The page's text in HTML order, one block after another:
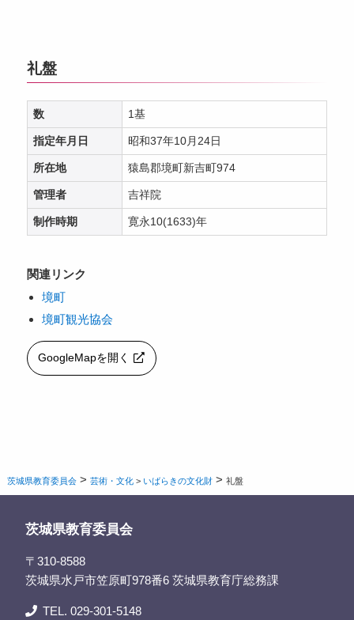
礼盤
数 1基
指定年月日 昭和37年10月24日
所在地 猿島郡境町新吉町974
管理者 吉祥院
制作時期 寛永10(1633)年
関連リンク
境町
境町観光協会
GoogleMapを開く
茨城県教育委員会 >芸術・文化 > いばらきの文化財 >礼盤
茨城県教育委員会
〒310-8588
茨城県水戸市笠原町978番6 茨城県教育庁総務課
TEL. 029-301-5148